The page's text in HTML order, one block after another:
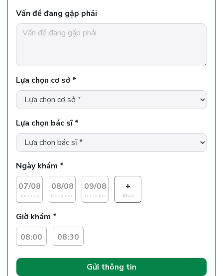
Vấn đề đang gặp phải
Lựa chọn cơ sở *
Lựa chọn bác sĩ *
Ngày khám *
07/08
hôm nay
08/08
Ngày mai
09/08
Ngày kìa
+
Khác
Giờ khám *
08:00
08:30
Gửi thông tin